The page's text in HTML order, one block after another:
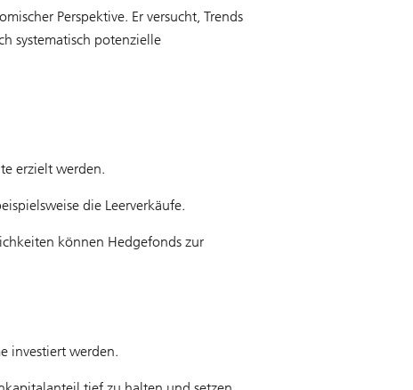
Perspektive. Er versucht, Trends
systematisch potenzielle
erzielt werden.
die Leerverkäufe.
können Hedgefonds zur
investiert werden.